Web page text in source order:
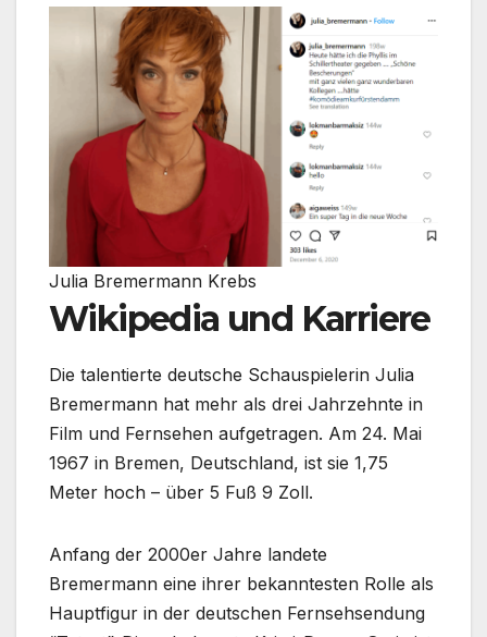
Julia Bremermann Krebs
Wikipedia und Karriere
Die talentierte deutsche Schauspielerin Julia
Bremermann hat mehr als drei Jahrzehnte in
Film und Fernsehen aufgetragen. Am 24. Mai
1967 in Bremen, Deutschland, ist sie 1,75
Meter hoch – über 5 Fuß 9 Zoll.
Anfang der 2000er Jahre landete
Bremermann eine ihrer bekanntesten Rolle als
Hauptfigur in der deutschen Fernsehsendung